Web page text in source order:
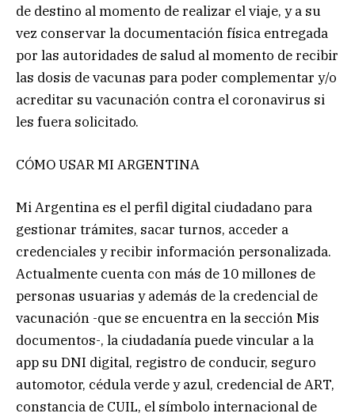
de destino al momento de realizar el viaje, y a su
vez conservar la documentación física entregada
por las autoridades de salud al momento de recibir
las dosis de vacunas para poder complementar y/o
acreditar su vacunación contra el coronavirus si
les fuera solicitado.
CÓMO USAR MI ARGENTINA
Mi Argentina es el perfil digital ciudadano para
gestionar trámites, sacar turnos, acceder a
credenciales y recibir información personalizada.
Actualmente cuenta con más de 10 millones de
personas usuarias y además de la credencial de
vacunación -que se encuentra en la sección Mis
documentos-, la ciudadanía puede vincular a la
app su DNI digital, registro de conducir, seguro
automotor, cédula verde y azul, credencial de ART,
constancia de CUIL, el símbolo internacional de